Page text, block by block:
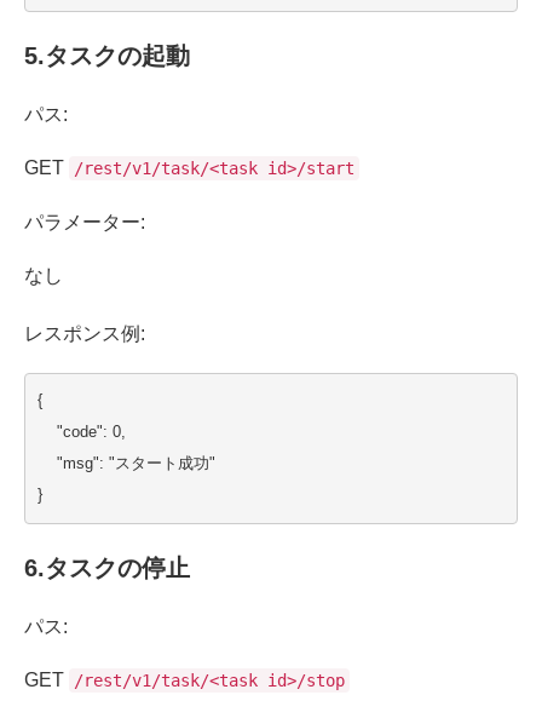
5.タスクの起動
パス:
GET /rest/v1/task/<task id>/start
パラメーター:
なし
レスポンス例:
{
    "code": 0,
    "msg": "スタート成功"
}
6.タスクの停止
パス:
GET /rest/v1/task/<task id>/stop